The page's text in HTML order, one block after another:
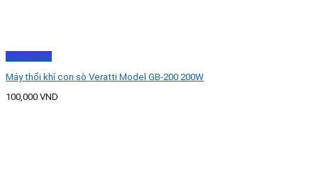
Xem nhanh
Máy thổi khí con sò Veratti Model GB-200 200W
100,000 VND